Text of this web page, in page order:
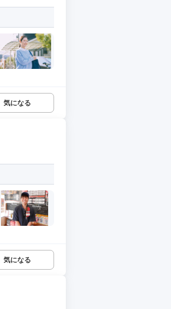
気になる
気になる